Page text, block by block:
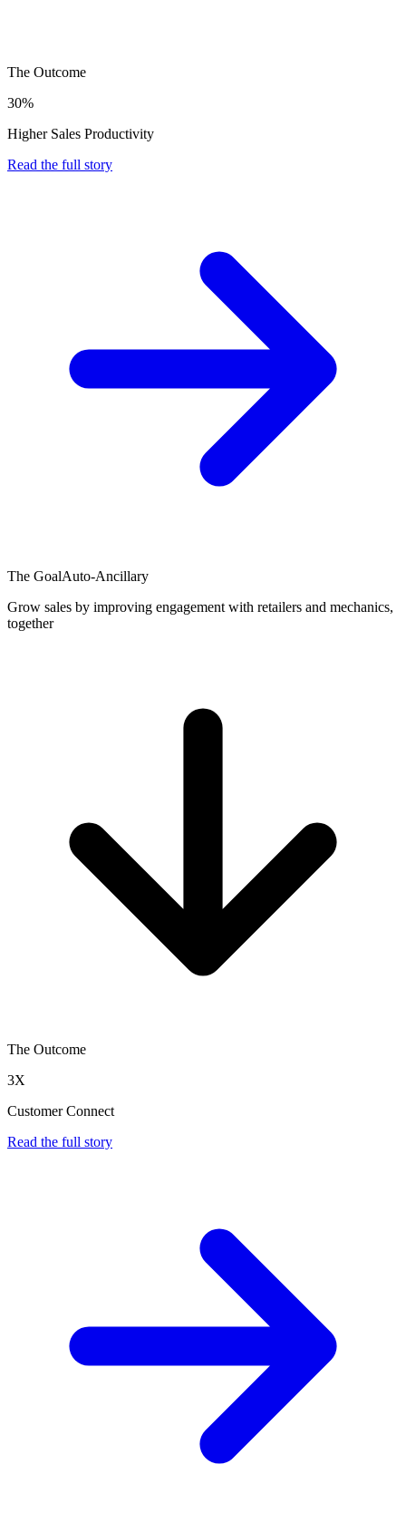
The Outcome
30%
Higher Sales Productivity
Read the full story
The GoalAuto-Ancillary
Grow sales by improving engagement with retailers and mechanics,
together
The Outcome
3X
Customer Connect
Read the full story